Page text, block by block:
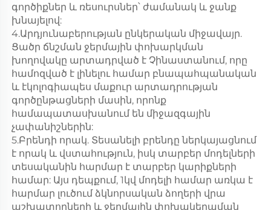
գործիքներ և ռեսուրսներ՝ ժամանակ և ջանք
խնայելով:
4.Արդյունաբերության ընկերական միջավայր.
Ցածր ճնշման ջերմային փոխարկման
խողովակը արտադրված է Չինաստանում, որը
համոզված է լինելու համար բնապահպանական
և էկոլոգիապես մաքուր արտադրության
գործընթացների մասին, որոնք
համապատասխանում են միջազգային
չափանիշներին:
5.Բրենդի որակ. Տեսանելի բրենդը ներկայացնում
է որակ և վստահություն, իսկ տարբեր մոդելների
տեսականին հարմար է տարբեր կարիքների
համար: Այս դեպքում, 1կվ մոդելի համար առկա է
հարմար լուծում ձկնորսական ձողերի վրա
աշխատողների և ջերմային փոխակերպման